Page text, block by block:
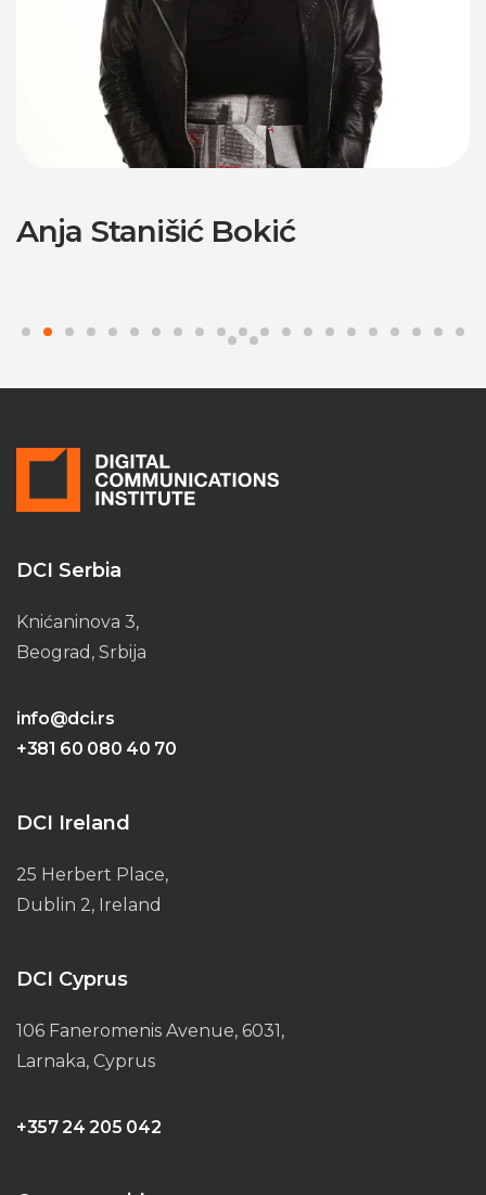
Anja Stanišić Bokić
DCI Serbia
Knićaninova 3,
Beograd, Srbija
info@dci.rs
+381 60 080 40 70
DCI Ireland
25 Herbert Place,
Dublin 2, Ireland
DCI Cyprus
106 Faneromenis Avenue, 6031,
Larnaka, Cyprus
+357 24 205 042